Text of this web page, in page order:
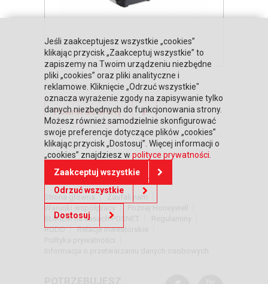
Powrót do oferty
DOWIEDZ SIĘ WIĘCEJ
Zaufali nam
BLIKIEM na kasach POSNET
RODO
Relacje inwestorskie
Jeśli zaakceptujesz wszystkie „cookies”
klikając przycisk „Zaakceptuj wszystkie” to
zapiszemy na Twoim urządzeniu niezbędne
pliki „cookies” oraz pliki analityczne i
reklamowe. Kliknięcie „Odrzuć wszystkie"
oznacza wyrażenie zgody na zapisywanie tylko
danych niezbędnych do funkcjonowania strony.
Możesz również samodzielnie skonfigurować
swoje preferencje dotyczące plików „cookies”
klikając przycisk „Dostosuj”. Więcej informacji o
„cookies” znajdziesz w polityce prywatności
Zaakceptuj wszystkie
Odrzuć wszystkie
Dostosuj